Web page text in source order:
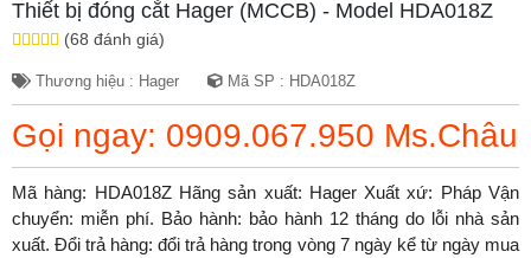
Thiết bị đóng cắt Hager (MCCB) - Model HDA018Z
(68 đánh giá)
Thương hiệu : Hager Mã SP : HDA018Z
Gọi ngay: 0909.067.950 Ms.Châu
Mã hàng: HDA018Z Hãng sản xuất: Hager Xuất xứ: Pháp Vận
chuyển: miễn phí. Bảo hành: bảo hành 12 tháng do lỗi nhà sản
xuất. Đổi trả hàng: đổi trả hàng trong vòng 7 ngày kể từ ngày mua